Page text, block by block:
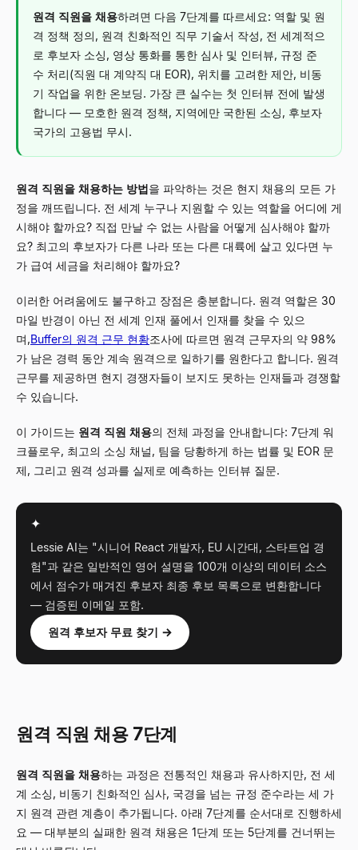
원격 직원을 채용하려면 다음 7단계를 따르세요: 역할 및 원
격 정책 정의, 원격 친화적인 직무 기술서 작성, 전 세계적으
로 후보자 소싱, 영상 통화를 통한 심사 및 인터뷰, 규정 준
수 처리(직원 대 계약직 대 EOR), 위치를 고려한 제안, 비동
기 작업을 위한 온보딩. 가장 큰 실수는 첫 인터뷰 전에 발생
합니다 — 모호한 원격 정책, 지역에만 국한된 소싱, 후보자
국가의 고용법 무시.
원격 직원을 채용하는 방법을 파악하는 것은 현지 채용의 모든 가
정을 깨뜨립니다. 전 세계 누구나 지원할 수 있는 역할을 어디에 게
시해야 할까요? 직접 만날 수 없는 사람을 어떻게 심사해야 할까
요? 최고의 후보자가 다른 나라 또는 다른 대륙에 살고 있다면 누
가 급여 세금을 처리해야 할까요?
이러한 어려움에도 불구하고 장점은 충분합니다. 원격 역할은 30
마일 반경이 아닌 전 세계 인재 풀에서 인재를 찾을 수 있으
며,Buffer의 원격 근무 현황조사에 따르면 원격 근무자의 약 98%
가 남은 경력 동안 계속 원격으로 일하기를 원한다고 합니다. 원격
근무를 제공하면 현지 경쟁자들이 보지도 못하는 인재들과 경쟁할
수 있습니다.
이 가이드는 원격 직원 채용의 전체 과정을 안내합니다: 7단계 워
크플로우, 최고의 소싱 채널, 팀을 당황하게 하는 법률 및 EOR 문
제, 그리고 원격 성과를 실제로 예측하는 인터뷰 질문.
✦
Lessie AI는 "시니어 React 개발자, EU 시간대, 스타트업 경
험"과 같은 일반적인 영어 설명을 100개 이상의 데이터 소스
에서 점수가 매겨진 후보자 최종 후보 목록으로 변환합니다
— 검증된 이메일 포함.
원격 후보자 무료 찾기 →
원격 직원 채용 7단계
원격 직원을 채용하는 과정은 전통적인 채용과 유사하지만, 전 세
계 소싱, 비동기 친화적인 심사, 국경을 넘는 규정 준수라는 세 가
지 원격 관련 계층이 추가됩니다. 아래 7단계를 순서대로 진행하세
요 — 대부분의 실패한 원격 채용은 1단계 또는 5단계를 건너뛰는